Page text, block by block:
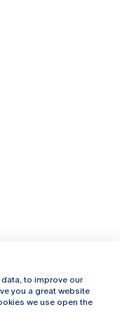
Onlineto improve our
you a great website
we use open the